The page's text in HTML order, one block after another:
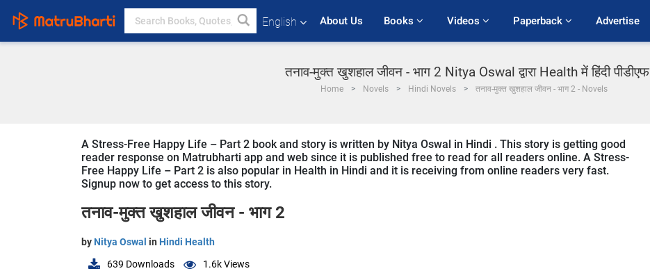
English About Us Books Videos Paperback Advertise
तनाव-मुक्त खुशहाल जीवन - भाग 2 Nitya Oswal द्वारा Health में हिंदी पीडीएफ
Home Novels Hindi Novels तनाव-मुक्त खुशहाल जीवन - भाग 2 - Novels
A Stress-Free Happy Life – Part 2 book and story is written by Nitya Oswal in Hindi . This story is getting good
reader response on Matrubharti app and web since it is published free to read for all readers online. A Stress-
Free Happy Life – Part 2 is also popular in Health in Hindi and it is receiving from online readers very fast.
Signup now to get access to this story.
तनाव-मुक्त खुशहाल जीवन - भाग 2
by Nitya Oswal in Hindi Health
639 Downloads 1.6kViews